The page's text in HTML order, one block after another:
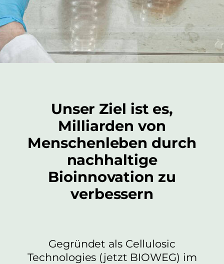
Unser Ziel ist es,
Milliarden von
Menschenleben durch
nachhaltige
Bioinnovation zu
verbessern
Gegründet als Cellulosic
Technologies (jetzt BIOWEG) im